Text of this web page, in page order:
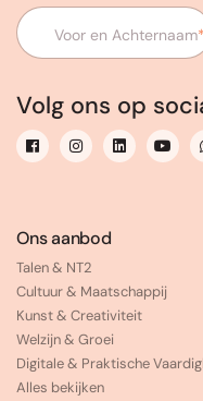
Voor en Achternaam*
Volg ons op
Ons aanbod
Talen & NT2
Cultuur & Maatschappij
Kunst & Creativiteit
Welzijn & Groei
Digitale & Praktische
Alles bekijken